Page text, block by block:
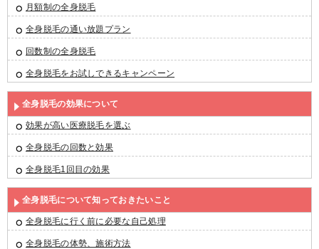
月額制の全身脱毛
全身脱毛の通い放題プラン
回数制の全身脱毛
全身脱毛をお試しできるキャンペーン
全身脱毛の効果について
効果が高い医療脱毛を選ぶ
全身脱毛の回数と効果
全身脱毛1回目の効果
全身脱毛について知っておきたいこと
全身脱毛に行く前に必要な自己処理
全身脱毛の体勢、施術方法